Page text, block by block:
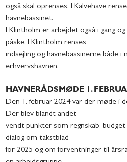
også skal oprenses. I Kalvehave
havnebassinet.
I Klintholm er arbejdet også i gang
påske. I Klintholm renses
indsejling og havnebassinerne både i
erhvervshavnen.
HAVNERÅDSMØDE 1.
Den 1. februar 2024 var der møde i
Der blev blandt andet
vendt punkter som regnskab,
dialog om takstblad
for 2025 og om forventninger til